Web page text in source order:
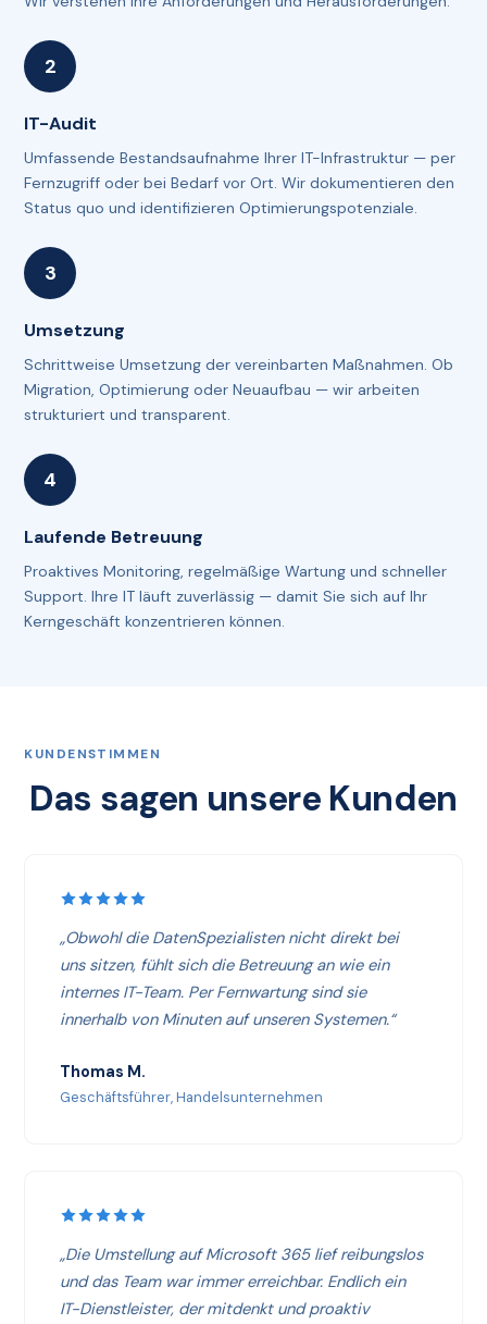
IT-Audit
Umfassende Bestandsaufnahme Ihrer IT-Infrastruktur — per
Fernzugriff oder bei Bedarf vor Ort. Wir dokumentieren den
Status quo und identifizieren Optimierungspotenziale.
Umsetzung
Schrittweise Umsetzung der vereinbarten Maßnahmen. Ob
Migration, Optimierung oder Neuaufbau — wir arbeiten
strukturiert und transparent.
Laufende Betreuung
Proaktives Monitoring, regelmäßige Wartung und schneller
Support. Ihre IT läuft zuverlässig — damit Sie sich auf Ihr
Kerngeschäft konzentrieren können.
KUNDENSTIMMEN
Das sagen unsere Kunden
„Obwohl die DatenSpezialisten nicht direkt bei
uns sitzen, fühlt sich die Betreuung an wie ein
internes IT-Team. Per Fernwartung sind sie
innerhalb von Minuten auf unseren Systemen.“
Thomas M.
Geschäftsführer, Handelsunternehmen
„Die Umstellung auf Microsoft 365 lief reibungslos
und das Team war immer erreichbar. Endlich ein
IT-Dienstleister, der mitdenkt und proaktiv